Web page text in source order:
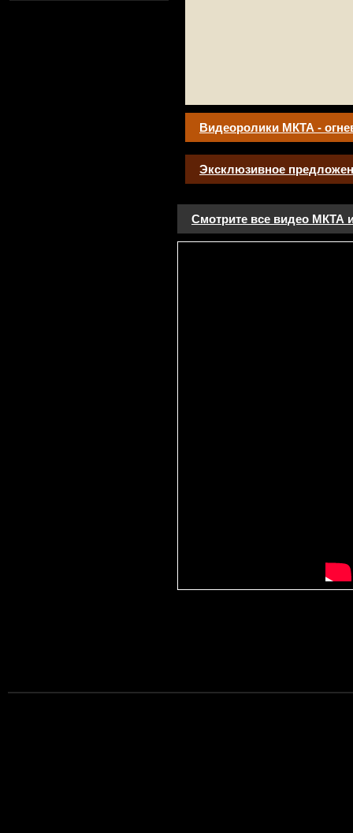
Видеоролики МКТА -
Эксклюзивное
Смотрите все видео МКТА